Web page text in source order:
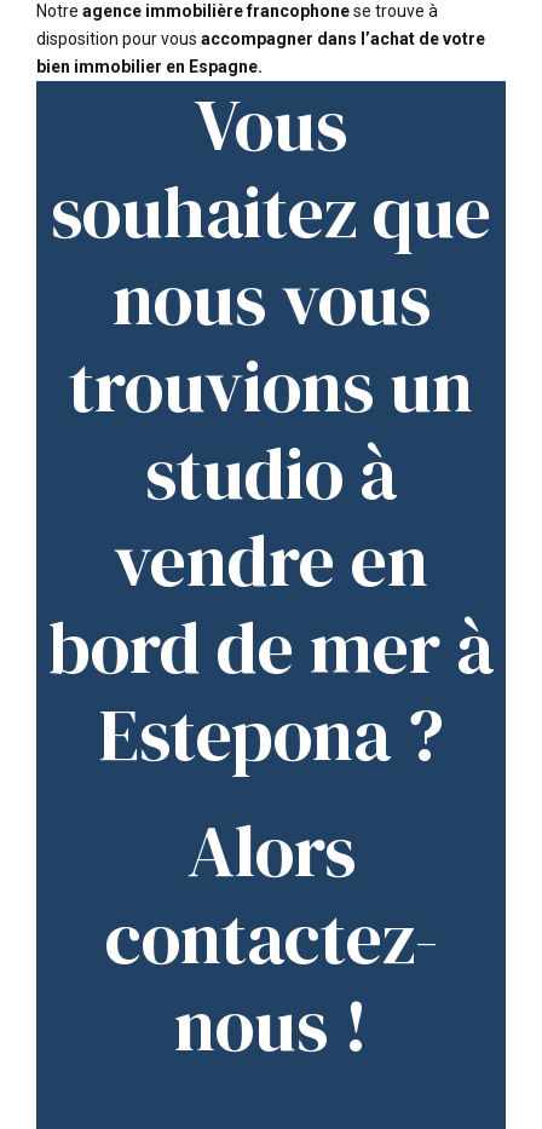
Notre agence immobilièrefrancophonese trouve à
disposition pour vous accompagner dans l’achat de votre
bien immobilier en Espagne.
Vous
souhaitez que
nous vous
trouvions un
studio à
vendre en
bord de mer à
Estepona ?
Alors
contactez-
nous !